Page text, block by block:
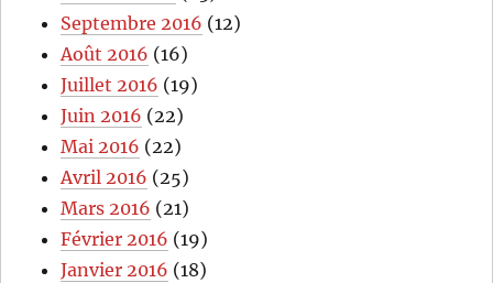
Septembre 2016 (12)
Août 2016 (16)
Juillet 2016 (19)
Juin 2016 (22)
Mai 2016 (22)
Avril 2016 (25)
Mars 2016 (21)
Février 2016 (19)
Janvier 2016 (18)